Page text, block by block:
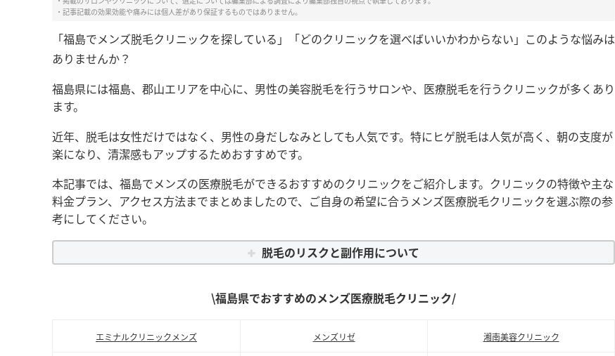
・記事記載の効果効能や痛みには個人差があり保証するものではありません。
「福島でメンズ脱毛クリニックを探している」「どのクリニックを選べばいいかわからない」このような悩みは
ありませんか？
福島県には福島、郡山エリアを中心に、男性の美容脱毛を行うサロンや、医療脱毛を行うクリニックが多くあり
ます。
近年、脱毛は女性だけではなく、男性の身だしなみとしても人気です。特にヒゲ脱毛は人気が高く、朝の支度が
楽になり、清潔感もアップするためおすすめです。
本記事では、福島でメンズの医療脱毛ができるおすすめのクリニックをご紹介します。クリニックの特徴や主な
料金プラン、アクセス方法までまとめましたので、ご自身の希望に合うメンズ医療脱毛クリニックを選ぶ際の参
考にしてください。
脱毛のリスクと副作用について
\福島県でおすすめのメンズ医療脱毛クリニック/
エミナルクリニックメンズ メンズリゼ 湘南美容クリニック